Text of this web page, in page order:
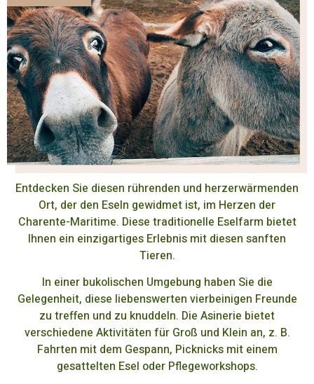
Entdecken Sie diesen rührenden und herzerwärmenden
Ort, der den Eseln gewidmet ist, im Herzen der
Charente-Maritime. Diese traditionelle Eselfarm bietet
Ihnen ein einzigartiges Erlebnis mit diesen sanften
Tieren.
In einer bukolischen Umgebung haben Sie die
Gelegenheit, diese liebenswerten vierbeinigen Freunde
zu treffen und zu knuddeln. Die Asinerie bietet
verschiedene Aktivitäten für Groß und Klein an, z. B.
Fahrten mit dem Gespann, Picknicks mit einem
gesattelten Esel oder Pflegeworkshops.